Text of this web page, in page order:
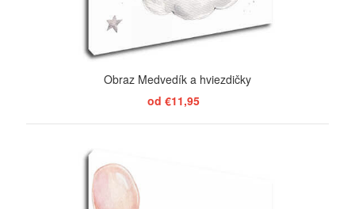
Obraz Medvedík a hviezdičky
od €11,95